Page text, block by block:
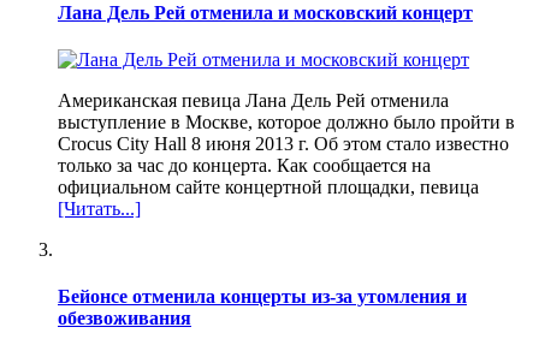
Лана Дель Рей отменила и московский концерт
Американская певица Лана Дель Рей отменила
выступление в Москве, которое должно было пройти в
Crocus City Hall 8 июня 2013 г. Об этом стало известно
только за час до концерта. Как сообщается на
официальном сайте концертной площадки, певица
[Читать...]
Бейонсе отменила концерты из-за утомления и
обезвоживания